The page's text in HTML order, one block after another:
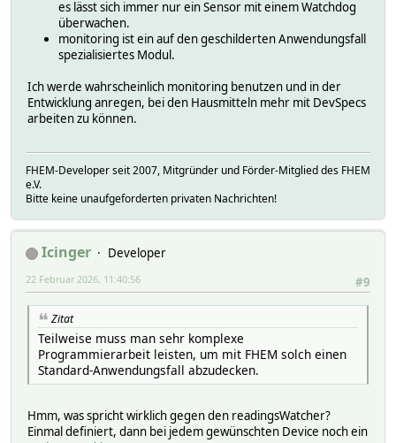
es lässt sich immer nur ein Sensor mit einem Watchdog
überwachen.
monitoring ist ein auf den geschilderten Anwendungsfall
spezialisiertes Modul.
Ich werde wahrscheinlich monitoring benutzen und in der
Entwicklung anregen, bei den Hausmitteln mehr mit DevSpecs
arbeiten zu können.
FHEM-Developer seit 2007, Mitgründer und Förder-Mitglied des FHEM
e.V.
Bitte keine unaufgeforderten privaten Nachrichten!
Icinger
Developer
#9
22 Februar 2026, 11:40:56
Zitat
Teilweise muss man sehr komplexe
Programmierarbeit leisten, um mit FHEM solch einen
Standard-Anwendungsfall abzudecken.
Hmm, was spricht wirklich gegen den readingsWatcher?
Einmal definiert, dann bei jedem gewünschten Device noch ein